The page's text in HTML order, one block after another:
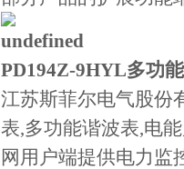
PD194Z-9HYL多功
江苏斯菲尔电气股份
表,多功能谐波表,电
网用户端提供电力监